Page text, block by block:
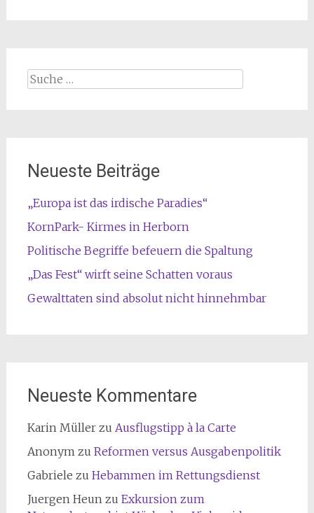
Suche
nach:
Neueste Beiträge
„Europa ist das irdische Paradies“
KornPark- Kirmes in Herborn
Politische Begriffe befeuern die Spaltung
„Das Fest“ wirft seine Schatten voraus
Gewalttaten sind absolut nicht hinnehmbar
Neueste Kommentare
Karin Müllerzu Ausflugstipp à la Carte
Anonym zu Reformen versus Ausgabenpolitik
Gabriele zu Hebammen im Rettungsdienst
Juergen Heun zu Exkursion zum